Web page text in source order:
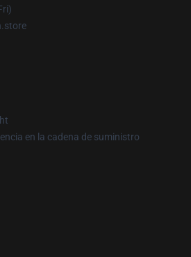
en la cadena de suministro